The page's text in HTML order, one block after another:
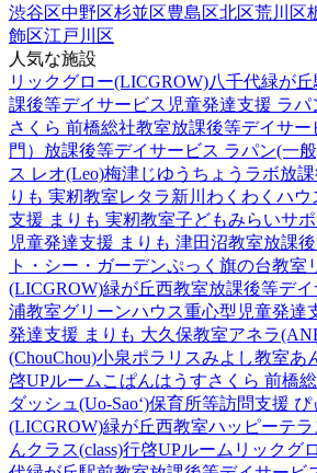
渋谷区中野区杉並区豊島区北区荒川区
飾区江戸川区
人気な施設
リックグロー(LICGROW)八千代緑が
課後等デイサービス 児童発達支援 ラパ
さくら 前橋総社教室放課後等デイサ
門） 放課後等デイサービス ラパン(一
ス レオ(Leo)梅津じゆうちょうラボ放
りも 実籾教室レタラ新川 わくわくハウ
支援 まりも 実籾教室子どもみらいサ
児童発達支援 まりも 津田沼教室放課
ト・シー・ガーデンぷっく旗の台教室
(LICGROW)緑が丘西教室放課後等デ
浦教室グリーンハウス重心型児童発達
発達支援 まりも 大久保教室アネラ
(ChouChou)小泉ポラリスみよし教室あ
啓UPルーム こぱんはうすさくら 前橋
ダッシュ(Uo-Sao‘)保育所等訪問支援 ぴ
(LICGROW)緑が丘西教室ハッピーテ
んクラス(class)行啓UPルーム リックグ